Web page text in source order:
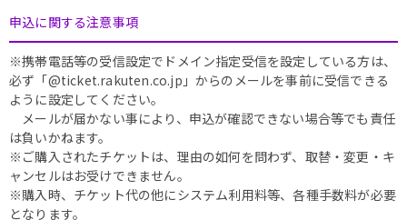
申込に関する注意事項
※携帯電話等の受信設定でドメイン指定受信を設定している方は、
必ず「@ticket.rakuten.co.jp」からのメールを事前に受信できる
ように設定してください。
メールが届かない事により、申込が確認できない場合等でも責任
は負いかねます。
※ご購入されたチケットは、理由の如何を問わず、取替・変更・キ
ャンセルはお受けできません。
※購入時、チケット代の他にシステム利用料等、各種手数料が必要
となります。